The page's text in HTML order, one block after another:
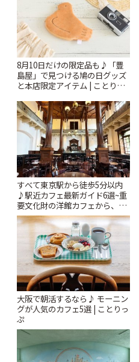
8月10日だけの限定品も♪「豊
島屋」で見つける鳩の日グッズ
と本店限定アイテム | ことりっ
すべて東京駅から徒歩5分以内
♪駅近カフェ最新ガイド6選~重
要文化財の洋館カフェから、改
札すぐのレトロ喫茶まで~ | こと
りっぷ
大阪で朝活するなら♪ モーニン
グが人気のカフェ5選 | ことりっ
ぷ